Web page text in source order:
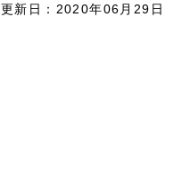
更新日：2020年06月29日